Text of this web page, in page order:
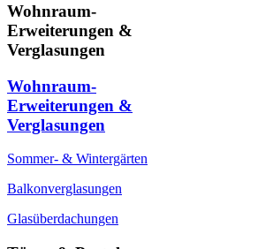
Wohnraum-
Erweiterungen &
Verglasungen
Wohnraum-
Erweiterungen &
Verglasungen
Sommer- & Wintergärten
Balkonverglasungen
Glasüberdachungen